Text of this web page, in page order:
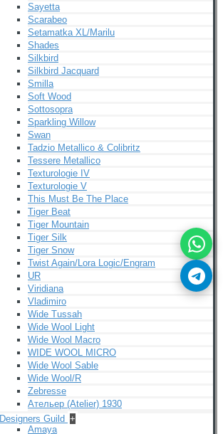
Sayetta
Scarabeo
Setamatka XL/Marilu
Shades
Silkbird
Silkbird Jacquard
Smilla
Soft Wood
Sottosopra
Sparkling Willow
Swan
Tadzio Metallico & Colibritz
Tessere Metallico
Texturologie IV
Texturologie V
This Must Be The Place
Tiger Beat
Tiger Mountain
Tiger Silk
Tiger Snow
Twist Again/Lora Logic/Engram
UR
Viridiana
Vladimiro
Wide Tussah
Wide Wool Light
Wide Wool Macro
WIDE WOOL MICRO
Wide Wool Sable
Wide Wool/R
Zebresse
Ательер (Atelier) 1930
Designers Guild +
Amaya